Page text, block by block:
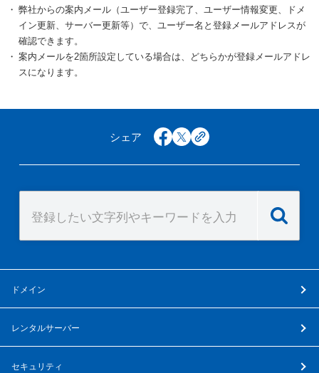
弊社からの案内メール（ユーザー登録完了、ユーザー情報変更、ドメ
イン更新、サーバー更新等）で、ユーザー名と登録メールアドレスが
確認できます。
案内メールを2箇所設定している場合は、どちらかが登録メールアドレ
スになります。
シェア facebook
x copy
ドメイン
レンタルサーバー
セキュリティ